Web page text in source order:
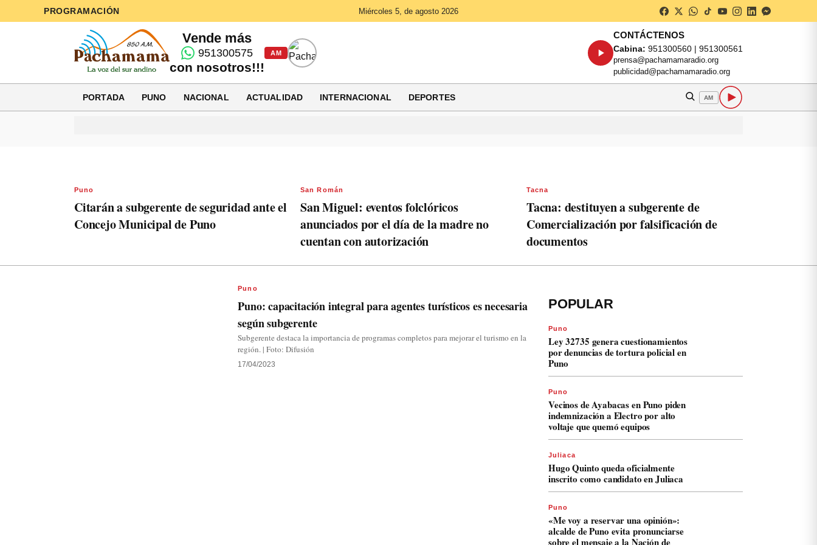
PROGRAMACIÓN Miércoles 5, de agosto 2026
Vende más
951300575
con nosotros!!!
AM
CONTÁCTENOS
Cabina: 951300560 | 951300561
prensa@pachamamaradio.org
publicidad@pachamamaradio.org
PORTADA PUNO NACIONAL ACTUALIDAD INTERNACIONAL DEPORTES AM
Puno
Citarán a subgerente de seguridad ante el
Concejo Municipal de Puno
San Román
San Miguel: eventos folclóricos
anunciados por el día de la madre no
cuentan con autorización
Tacna
Tacna: destituyen a subgerente de
Comercialización por falsificación de
documentos
Puno
Puno: capacitación integral para agentes turísticos es necesaria
según subgerente
Subgerente destaca la importancia de programas completos para mejorar el turismo en la
región. | Foto: Difusión
17/04/2023
POPULAR
Puno
Ley 32735 genera cuestionamientos
por denuncias de tortura policial en
Puno
Puno
Vecinos de Ayabacas en Puno piden
indemnización a Electro por alto
voltaje que quemó equipos
Juliaca
Hugo Quinto queda oficialmente
inscrito como candidato en Juliaca
Puno
«Me voy a reservar una opinión»:
alcalde de Puno evita pronunciarse
sobre el mensaje a la Nación de